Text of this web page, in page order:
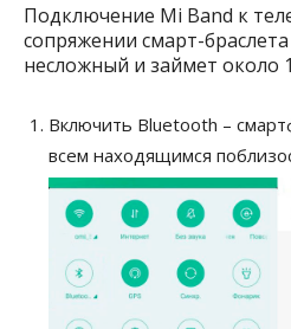
Подключение Mi Band к
сопряжении смарт-
несложный и займет около
Включить Bluetooth –
всем находящимся